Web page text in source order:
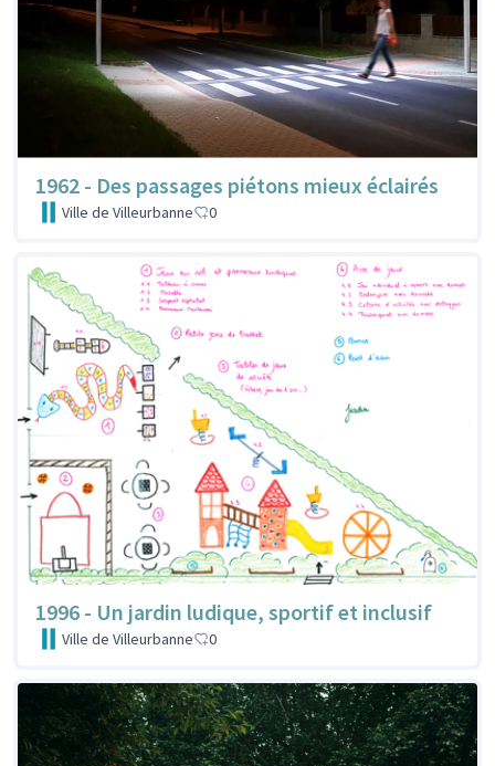
1962 - Des passages piétons mieux éclairés
Ville de Villeurbanne 0
1996 - Un jardin ludique, sportif et inclusif
Ville de Villeurbanne 0